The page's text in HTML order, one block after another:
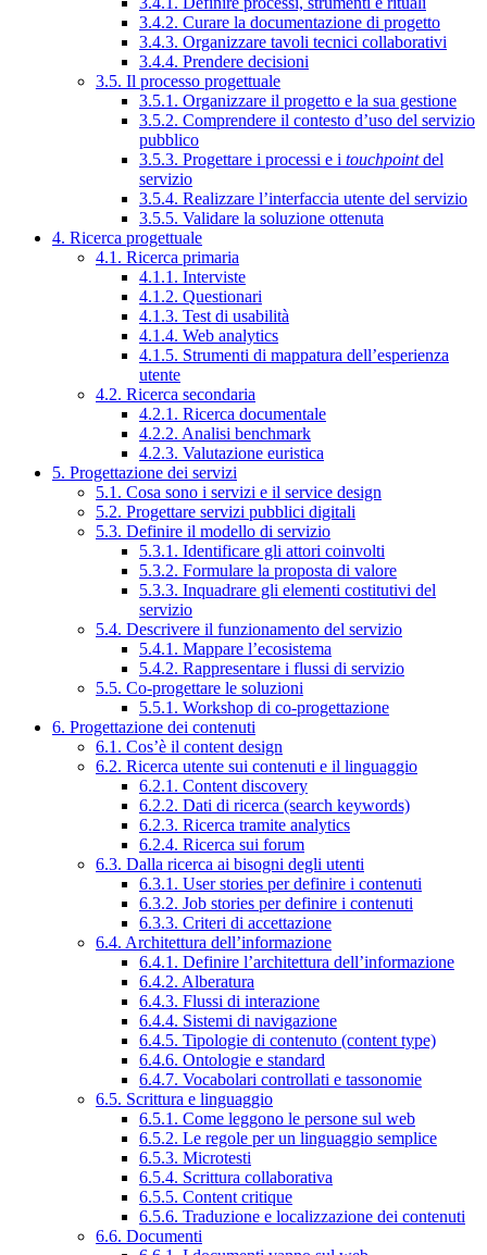
3.4.2. Curare la documentazione di progetto
3.4.3. Organizzare tavoli tecnici collaborativi
3.4.4. Prendere decisioni
3.5. Il processo progettuale
3.5.1. Organizzare il progetto e la sua gestione
3.5.2. Comprendere il contesto d’uso del servizio
pubblico
3.5.3. Progettare i processi e i touchpointdel
servizio
3.5.4. Realizzare l’interfaccia utente del servizio
3.5.5. Validare la soluzione ottenuta
4. Ricerca progettuale
4.1. Ricerca primaria
4.1.1. Interviste
4.1.2. Questionari
4.1.3. Test di usabilità
4.1.4. Web analytics
4.1.5. Strumenti di mappatura dell’esperienza
utente
4.2. Ricerca secondaria
4.2.1. Ricerca documentale
4.2.2. Analisi benchmark
4.2.3. Valutazione euristica
5. Progettazione dei servizi
5.1. Cosa sono i servizi e il service design
5.2. Progettare servizi pubblici digitali
5.3. Definire il modello di servizio
5.3.1. Identificare gli attori coinvolti
5.3.2. Formulare la proposta di valore
5.3.3. Inquadrare gli elementi costitutivi del
servizio
5.4. Descrivere il funzionamento del servizio
5.4.1. Mappare l’ecosistema
5.4.2. Rappresentare i flussi di servizio
5.5. Co-progettare le soluzioni
5.5.1. Workshop di co-progettazione
6. Progettazione dei contenuti
6.1. Cos’è il content design
6.2. Ricerca utente sui contenuti e il linguaggio
6.2.1. Content discovery
6.2.2. Dati di ricerca (search keywords)
6.2.3. Ricerca tramite analytics
6.2.4. Ricerca sui forum
6.3. Dalla ricerca ai bisogni degli utenti
6.3.1. User stories per definire i contenuti
6.3.2. Job stories per definire i contenuti
6.3.3. Criteri di accettazione
6.4. Architettura dell’informazione
6.4.1. Definire l’architettura dell’informazione
6.4.2. Alberatura
6.4.3. Flussi di interazione
6.4.4. Sistemi di navigazione
6.4.5. Tipologie di contenuto (content type)
6.4.6. Ontologie e standard
6.4.7. Vocabolari controllati e tassonomie
6.5. Scrittura e linguaggio
6.5.1. Come leggono le persone sul web
6.5.2. Le regole per un linguaggio semplice
6.5.3. Microtesti
6.5.4. Scrittura collaborativa
6.5.5. Content critique
6.5.6. Traduzione e localizzazione dei contenuti
6.6. Documenti